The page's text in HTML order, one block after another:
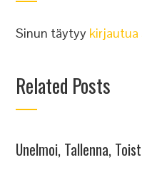
Sinun täytyy kirjautua
Related Posts
Unelmoi, Tallenna,